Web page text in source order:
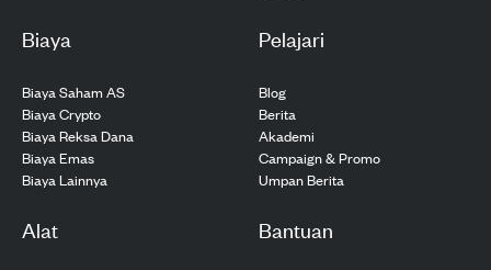
Biaya
Biaya Saham AS
Biaya Crypto
Biaya Reksa Dana
Biaya Emas
Biaya Lainnya
Pelajari
Blog
Berita
Akademi
Campaign & Promo
Umpan Berita
Alat Bantuan